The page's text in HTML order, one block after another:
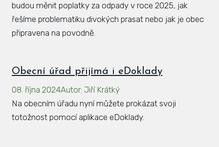
budou měnit poplatky za odpady v roce 2025, jak
řešíme problematiku divokých prasat nebo jak je obec
připravena na povodně.
Obecní úřad přijímá i eDoklady
08. října 2024Autor: Jiří Krátký
Na obecním úřadu nyní můžete prokázat svoji
totožnost pomocí aplikace eDoklady.